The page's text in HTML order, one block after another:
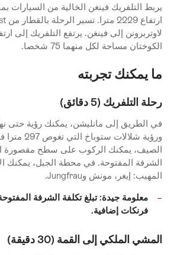
يربط التلفريك فينغن الخالية من السيارات
الكوختان مساحة لكل منهما 75 شخصا.
ما يمكنك تجربته
رحلة التلفريك (5 دقائق)
في الطريق إلى مانليشن، يمكنك رؤية حتى نهاية
ورؤية شلالات ستوباخ
الصيف، يمكنك الركوب على سطح مقصورة
الشرفة المفتوحة. في محطة الجبل، يمكنك
المهيب: إيغر، مونش وJungfrau.
فرنكات إضافية.
المشي الملكي إلى القمة (30 دقيقة)